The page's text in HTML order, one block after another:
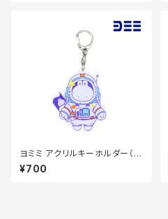
ヨミミ アクリルキーホルダー（ス
ペース）70×70mm
¥700